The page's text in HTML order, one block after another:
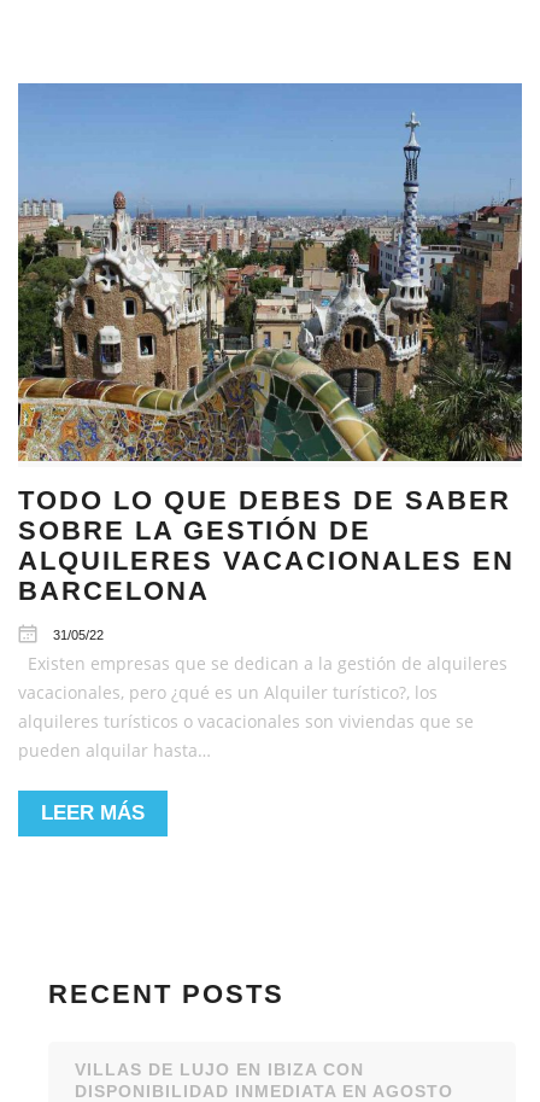
TODO LO QUE DEBES DE SABER
SOBRE LA GESTIÓN DE
ALQUILERES VACACIONALES EN
BARCELONA
31/05/22
Existen empresas que se dedican a la gestión de alquileres
vacacionales, pero ¿qué es un Alquiler turístico?, los
alquileres turísticos o vacacionales son viviendas que se
pueden alquilar hasta…
LEER MÁS
RECENT POSTS
VILLAS DE LUJO EN IBIZA CON
DISPONIBILIDAD INMEDIATA EN AGOSTO